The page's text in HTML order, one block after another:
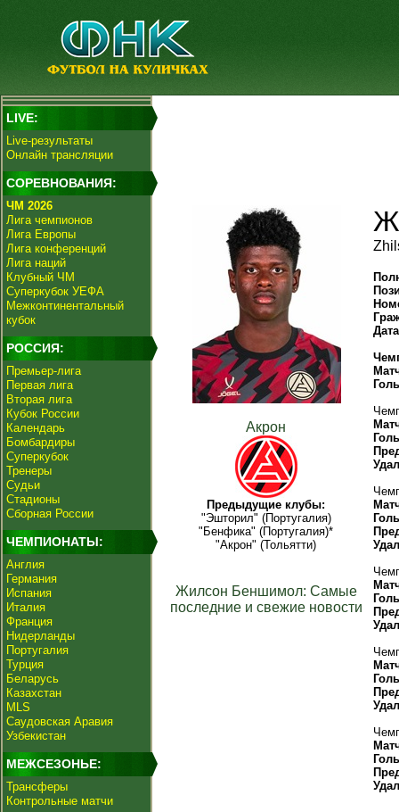
LIVE:
Live-результаты
Онлайн трансляции
СОРЕВНОВАНИЯ:
ЧМ 2026
Лига чемпионов
Лига Европы
Лига конференций
Лига наций
Клубный ЧМ
Суперкубок УЕФА
Межконтинентальный
кубок
РОССИЯ:
Премьер-лига
Первая лига
Вторая лига
Кубок России
Календарь
Бомбардиры
Суперкубок
Тренеры
Судьи
Стадионы
Сборная России
ЧЕМПИОНАТЫ:
Англия
Германия
Испания
Италия
Франция
Нидерланды
Португалия
Турция
Беларусь
Казахстан
MLS
Саудовская Аравия
Узбекистан
МЕЖСЕЗОНЬЕ:
Трансферы
Контрольные матчи
Акрон
Предыдущие клубы:
"Эшторил" (Португалия)
"Бенфика" (Португалия)*
"Акрон" (Тольятти)
Жилсон Беншимол: Самые
последние и свежие новости